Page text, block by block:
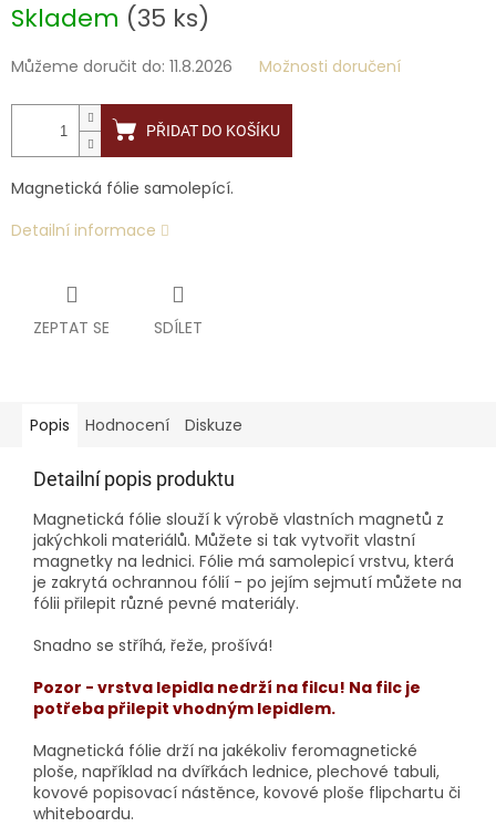
Skladem (35 ks)
Můžeme doručit do: 11.8.2026 Možnosti doručení
PŘIDAT DO KOŠÍKU
Magnetická fólie samolepící.
Detailní informace
ZEPTAT SE SDÍLET
Popis Hodnocení Diskuze
Detailní popis produktu
Magnetická fólie slouží k výrobě vlastních magnetů z
jakýchkoli materiálů. Můžete si tak vytvořit vlastní
magnetky na lednici. Fólie má samolepicí vrstvu, která
je zakrytá ochrannou fólií - po jejím sejmutí můžete na
fólii přilepit různé pevné materiály.
Snadno se stříhá, řeže, prošívá!
Pozor - vrstva lepidla nedrží na filcu! Na filc je
potřeba přilepit vhodným lepidlem.
Magnetická fólie drží na jakékoliv feromagnetické
ploše, například na dvířkách lednice, plechové tabuli,
kovové popisovací nástěnce, kovové ploše flipchartu či
whiteboardu.